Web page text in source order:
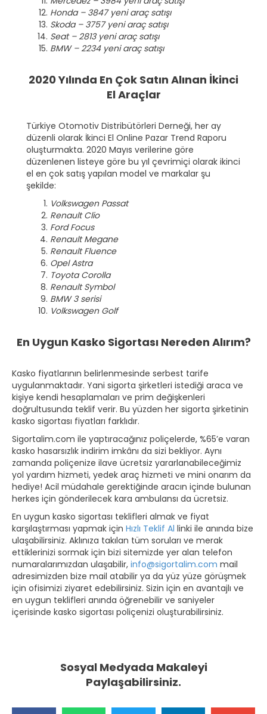
Honda – 3847 yeni araç satışı
Skoda – 3757 yeni araç satışı
Seat – 2813 yeni araç satışı
BMW – 2234 yeni araç satışı
2020 Yılında En Çok Satın Alınan İkinci
El Araçlar
Türkiye Otomotiv Distribütörleri Derneği, her ay
düzenli olarak İkinci El Online Pazar Trend Raporu
oluşturmakta. 2020 Mayıs verilerine göre
düzenlenen listeye göre bu yıl çevrimiçi olarak ikinci
el en çok satış yapılan model ve markalar şu
şekilde:
Volkswagen Passat
Renault Clio
Ford Focus
Renault Megane
Renault Fluence
Opel Astra
Toyota Corolla
Renault Symbol
BMW 3 serisi
Volkswagen Golf
En Uygun Kasko Sigortası Nereden Alırım?
Kasko fiyatlarının belirlenmesinde serbest tarife
uygulanmaktadır. Yani sigorta şirketleri istediği araca ve
kişiye kendi hesaplamaları ve prim değişkenleri
doğrultusunda teklif verir. Bu yüzden her sigorta şirketinin
kasko sigortası fiyatları farklıdır.
Sigortalim.com ile yaptıracağınız poliçelerde, %65’e varan
kasko hasarsızlık indirim imkânı da sizi bekliyor. Aynı
zamanda poliçenize ilave ücretsiz yararlanabileceğimiz
yol yardım hizmeti, yedek araç hizmeti ve mini onarım da
hediye! Acil müdahale gerektiğinde aracın içinde bulunan
herkes için gönderilecek kara ambulansı da ücretsiz.
En uygun kasko sigortası teklifleri almak ve fiyat
karşılaştırması yapmak için Hızlı Teklif Al linki ile anında bize
ulaşabilirsiniz. Aklınıza takılan tüm soruları ve merak
ettiklerinizi sormak için bizi sitemizde yer alan telefon
numaralarımızdan ulaşabilir, info@sigortalim.com mail
adresimizden bize mail atabilir ya da yüz yüze görüşmek
için ofisimizi ziyaret edebilirsiniz. Sizin için en avantajlı ve
en uygun teklifleri anında öğrenebilir ve saniyeler
içerisinde kasko sigortası poliçenizi oluşturabilirsiniz.
Sosyal Medyada Makaleyi
Paylaşabilirsiniz.